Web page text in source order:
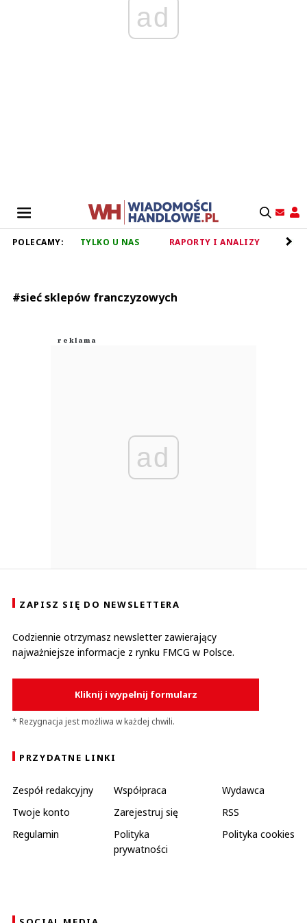
ad
POLECAMY: TYLKO U NAS RAPORTY I ANALIZY
#sieć sklepów franczyzowych
ad
ZAPISZ SIĘ DO NEWSLETTERA
Codziennie otrzymasz newsletter zawierający
najważniejsze informacje z rynku FMCG w Polsce.
Kliknij i wypełnij formularz
* Rezygnacja jest możliwa w każdej chwili.
PRZYDATNE LINKI
Zespół redakcyjny Współpraca
Wydawca
Twoje konto
Zarejestruj się
RSS
Regulamin
Polityka
prywatności
Polityka cookies